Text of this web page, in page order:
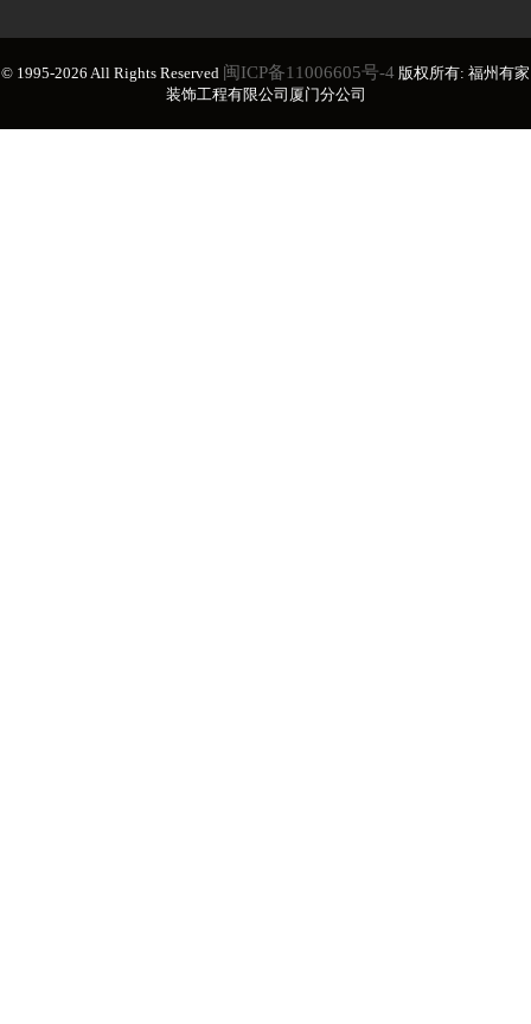
© 1995-2026 All Rights Reserved 闽ICP备11006605号-4 版权所有: 福州有家
装饰工程有限公司厦门分公司